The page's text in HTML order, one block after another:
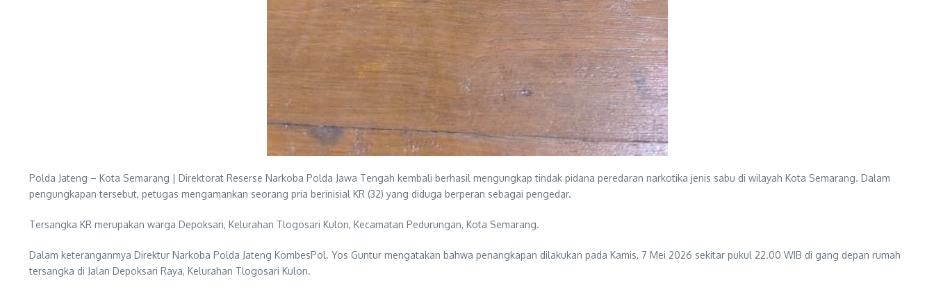
Polda Jateng – Kota Semarang | Direktorat Reserse Narkoba Polda Jawa Tengah kembali berhasil mengungkap tindak pidana peredaran narkotika jenis sabu di wilayah Kota Semarang. Dalam
pengungkapan tersebut, petugas mengamankan seorang pria berinisial KR (32) yang diduga berperan sebagai pengedar.
Tersangka KR merupakan warga Depoksari, Kelurahan Tlogosari Kulon, Kecamatan Pedurungan, Kota Semarang.
Dalam keteranganmya Direktur Narkoba Polda Jateng KombesPol. Yos Guntur mengatakan bahwa penangkapan dilakukan pada Kamis, 7 Mei 2026 sekitar pukul 22.00 WIB di gang depan rumah
tersangka di Jalan Depoksari Raya, Kelurahan Tlogosari Kulon.